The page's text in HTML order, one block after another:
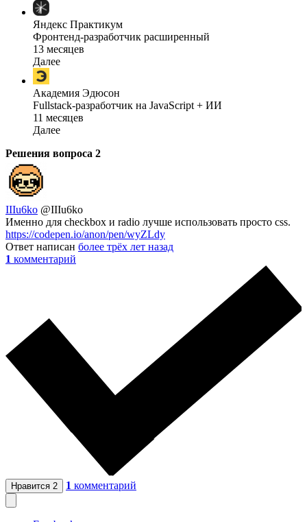
Яндекс Практикум
Фронтенд-разработчик расширенный
13 месяцев
Далее
Академия Эдюсон
Fullstack-разработчик на JavaScript + ИИ
11 месяцев
Далее
Решения вопроса 2
IIIu6ko @IIIu6ko
Именно для checkbox и radio лучше использовать просто css.
https://codepen.io/anon/pen/wyZLdy
Ответ написан более трёх лет назад
1 комментарий
Нравится 2 1 комментарий